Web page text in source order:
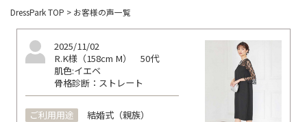
DressPark TOP > お客様の声一覧
2025/11/02
R.K様（158cm M）50代
肌色:イエベ
骨格診断：ストレート
ご利用用途
結婚式（親族）